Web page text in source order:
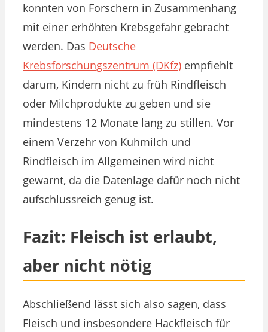
konnten von Forschern in Zusammenhang
mit einer erhöhten Krebsgefahr gebracht
werden. Das Deutsche
Krebsforschungszentrum (DKfz) empfiehlt
darum, Kindern nicht zu früh Rindfleisch
oder Milchprodukte zu geben und sie
mindestens 12 Monate lang zu stillen. Vor
einem Verzehr von Kuhmilch und
Rindfleisch im Allgemeinen wird nicht
gewarnt, da die Datenlage dafür noch nicht
aufschlussreich genug ist.
Fazit: Fleisch ist erlaubt,
aber nicht nötig
Abschließend lässt sich also sagen, dass
Fleisch und insbesondere Hackfleisch für